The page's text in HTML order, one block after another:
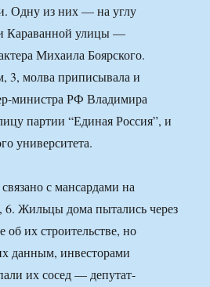
Одну из них — на углу
Караванной улицы —
Михаила Боярского.
3, молва приписывала и
министра РФ Владимира
партии “Единая Россия”, и
университета.
с мансардами на
6. Жильцы дома пытались через
об их строительстве, но
данным, инвесторами
их сосед — депутат-